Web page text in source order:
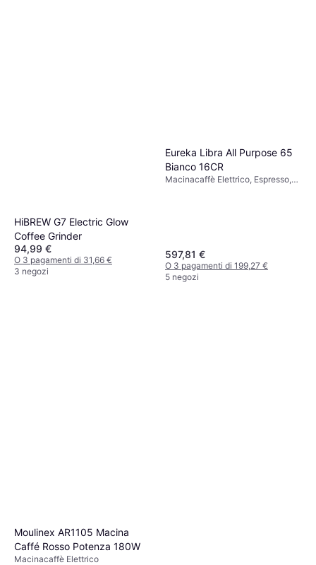
HiBREW G7 Electric Glow
Coffee Grinder
94,99 €
O 3 pagamenti di 31,66 €
3 negozi
Eureka Libra All Purpose 65
Bianco 16CR
Macinacaffè Elettrico, Espresso,
597,81 €
O 3 pagamenti di 199,27 €
5 negozi
Moulinex AR1105 Macina
Caffé Rosso Potenza 180W
Macinacaffè Elettrico